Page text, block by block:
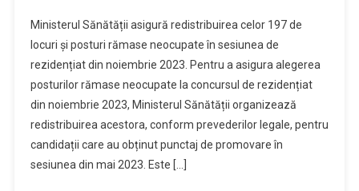
Ministerul Sănătății asigură redistribuirea celor 197 de
locuri și posturi rămase neocupate în sesiunea de
rezidențiat din noiembrie 2023. Pentru a asigura alegerea
posturilor rămase neocupate la concursul de rezidențiat
din noiembrie 2023, Ministerul Sănătății organizează
redistribuirea acestora, conform prevederilor legale, pentru
candidații care au obținut punctaj de promovare în
sesiunea din mai 2023. Este […]